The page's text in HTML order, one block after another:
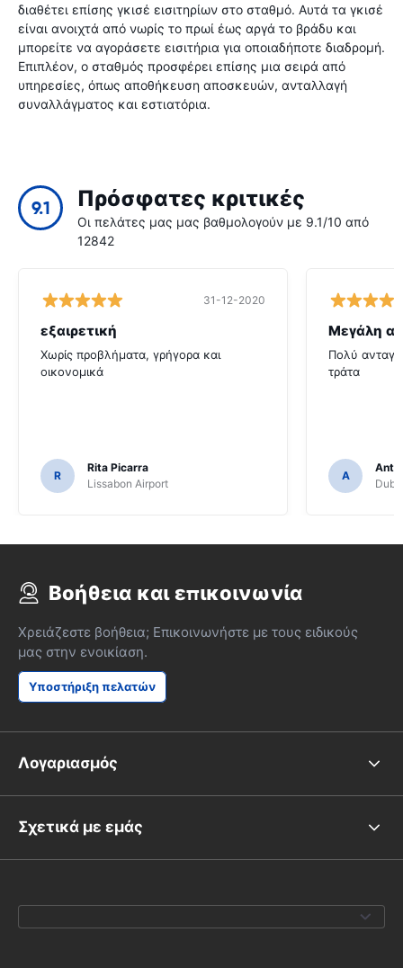
διαθέτει επίσης γκισέ εισιτηρίων στο σταθμό. Αυτά τα γκισέ
είναι ανοιχτά από νωρίς το πρωί έως αργά το βράδυ και
μπορείτε να αγοράσετε εισιτήρια για οποιαδήποτε διαδρομή.
Επιπλέον, ο σταθμός προσφέρει επίσης μια σειρά από
υπηρεσίες, όπως αποθήκευση αποσκευών, ανταλλαγή
συναλλάγματος και εστιατόρια.
9.1 Πρόσφατες κριτικές
Οι πελάτες μας μας βαθμολογούν με 9.1/10 από
12842
31-12-2020
εξαιρετική
Χωρίς προβλήματα, γρήγορα και
οικονομικά
R
Rita Picarra
Lissabon Airport
Μεγάλη
Πολύ
τράτα
A
Βοήθεια και επικοινωνία
Χρειάζεστε βοήθεια; Επικοινωνήστε με τους ειδικούς
μας στην ενοικίαση.
Υποστήριξη πελατών
Λογαριασμός
Σχετικά με εμάς